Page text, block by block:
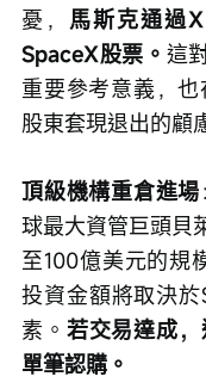
憂， 馬斯克通過
SpaceX股票。 這
重要參考意義，
股東套現退出的顧
頂級機構重倉進場
球最大資管巨頭貝
至100億美元的規
投資金額將取決
素。 若交易達成
單筆認購。